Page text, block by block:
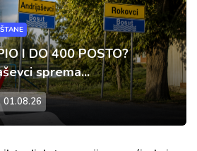
I DO 400 POSTO?
sprema...
01.08.26